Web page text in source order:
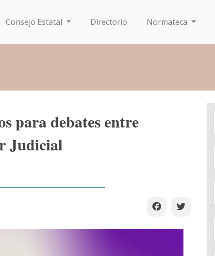
Consejo Estatal Directorio Normateca
para debates entre
Judicial